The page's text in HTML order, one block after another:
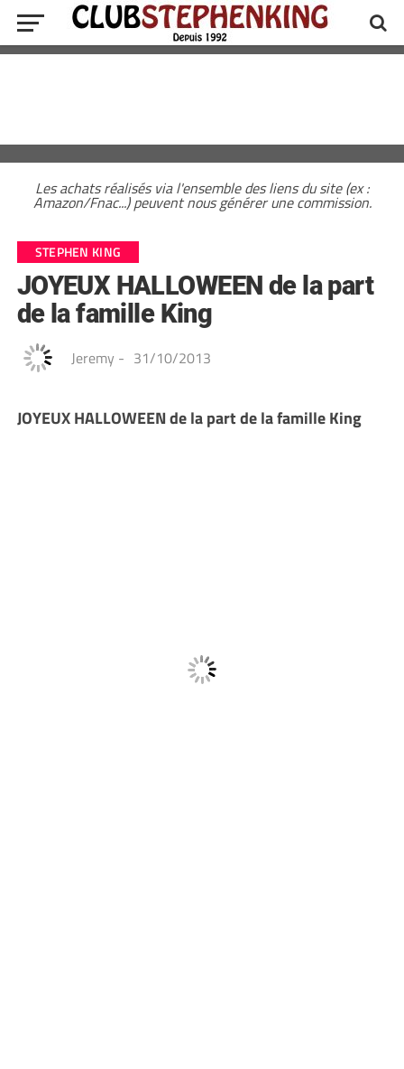
Les achats réalisés via l'ensemble des liens du site (ex :
Amazon/Fnac...) peuvent nous générer une commission.
STEPHEN KING
JOYEUX HALLOWEEN de la part
de la famille King
Jeremy - 31/10/2013
JOYEUX HALLOWEEN de la part de la famille King